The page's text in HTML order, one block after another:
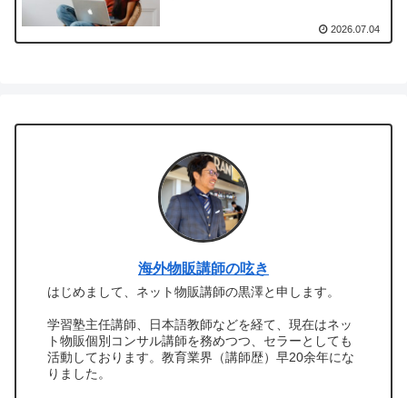
2026.07.04
海外物販講師の呟き
はじめまして、ネット物販講師の黒澤と申します。
学習塾主任講師、日本語教師などを経て、現在はネッ
ト物販個別コンサル講師を務めつつ、セラーとしても
活動しております。教育業界（講師歴）早20余年にな
りました。